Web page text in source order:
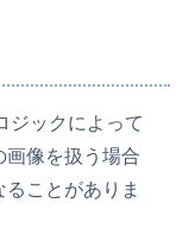
ジックによって
画像を扱う場合
ことがありま